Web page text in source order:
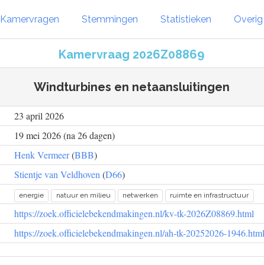
Kamervragen Stemmingen Statistieken
Kamervraag 2026Z08869
Windturbines en netaansluitingen
23 april 2026
19 mei 2026 (na 26 dagen)
Henk Vermeer(BBB)
Stientje van Veldhoven (D66)
energie natuur en milieu netwerken ruimte en infrastructuur
https://zoek.officielebekendmakingen.nl/kv-tk-2026Z08869.html
https://zoek.officielebekendmakingen.nl/ah-tk-20252026-1946.html